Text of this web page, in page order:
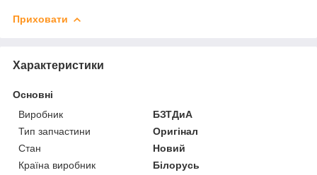
Приховати
Характеристики
Основні
Виробник
БЗТДиА
Тип запчастини
Оригінал
Стан
Новий
Країна виробник
Білорусь